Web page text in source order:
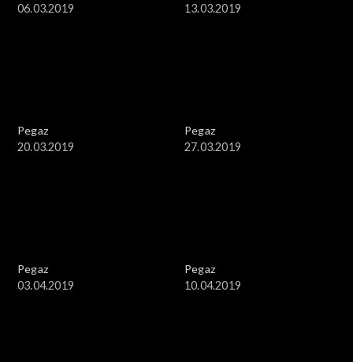
06.03.2019
13.03.2019
Pegaz
20.03.2019
Pegaz
27.03.2019
Pegaz
03.04.2019
Pegaz
10.04.2019